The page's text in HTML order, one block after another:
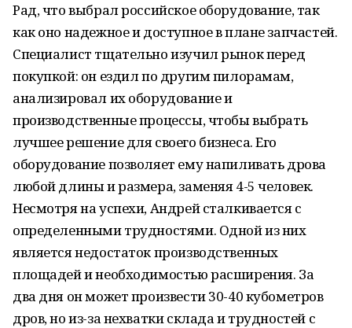
Рад, что выбрал российское оборудование, так
как оно надежное и доступное в плане запчастей.
Специалист тщательно изучил рынок перед
покупкой: он ездил по другим пилорамам,
анализировал их оборудование и
производственные процессы, чтобы выбрать
лучшее решение для своего бизнеса. Его
оборудование позволяет ему напиливать дрова
любой длины и размера, заменяя 4-5 человек.
Несмотря на успехи, Андрей сталкивается с
определенными трудностями. Одной из них
является недостаток производственных
площадей и необходимостью расширения. За
два дня он может произвести 30-40 кубометров
дров, но из-за нехватки склада и трудностей с